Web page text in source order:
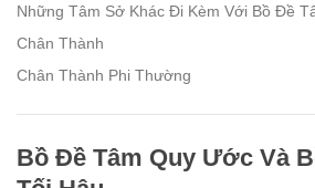
Những Tâm Sở Khác Đi Kèm Với Bồ Đề
Chân Thành
Chân Thành Phi Thường
Bồ Đề Tâm Quy Ước Và